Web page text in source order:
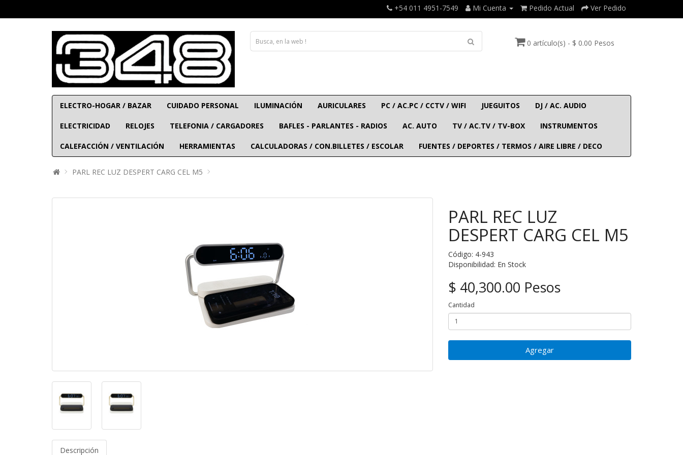
+54 011 4951-7549 Mi Cuenta Pedido Actual Ver Pedido
0 artículo(s) - $ 0.00 Pesos
ELECTRO-HOGAR / BAZAR CUIDADO PERSONAL ILUMINACIÓN AURICULARES PC / AC.PC / CCTV / WIFI JUEGUITOS DJ / AC. AUDIO
ELECTRICIDAD RELOJES TELEFONIA / CARGADORES BAFLES - PARLANTES - RADIOS AC. AUTO TV / AC.TV / TV-BOX INSTRUMENTOS
CALEFACCIÓN / VENTILACIÓN HERRAMIENTAS CALCULADORAS / CON.BILLETES / ESCOLAR FUENTES / DEPORTES / TERMOS / AIRE LIBRE / DECO
PARL REC LUZ DESPERT CARG CEL M5
Descripción
PARL REC LUZ
DESPERT CARG CEL M5
Código: 4-943
Disponibilidad: En Stock
$ 40,300.00 Pesos
Cantidad
Agregar